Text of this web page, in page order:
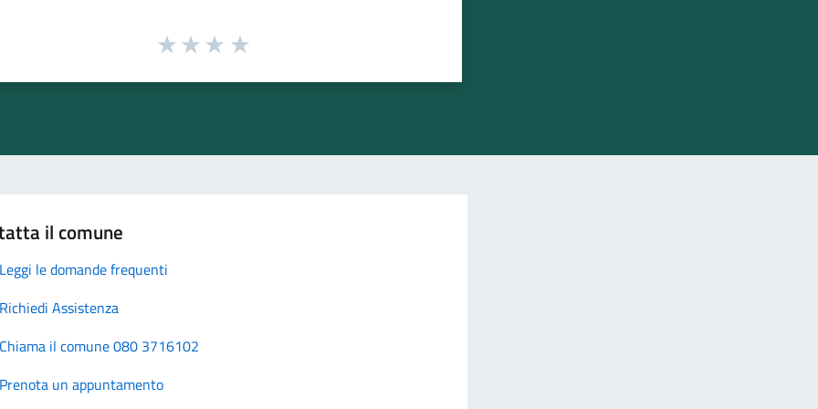
il comune
Leggi le domande frequenti
Richiedi Assistenza
Chiama il comune 080 3716102
Prenota un appuntamento